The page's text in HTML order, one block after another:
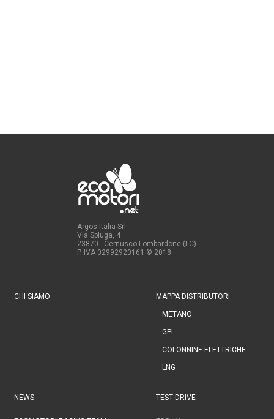
Argos Italia Srl
Via Spluga, 4
23870 - Cernusco Lombardone (LC)
P. IVA 02992920161 © 2018
CHI SIAMO MAPPA DISTRIBUTORI
METANO
GPL
COLONNINE ELETTRICHE
LNG
NEWS TEST DRIVE